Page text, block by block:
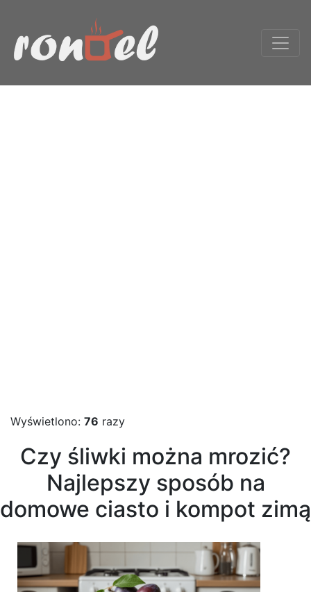
Wyświetlono: 76 razy
Czy śliwki można mrozić?
Najlepszy sposób na
domowe ciasto i kompot zimą